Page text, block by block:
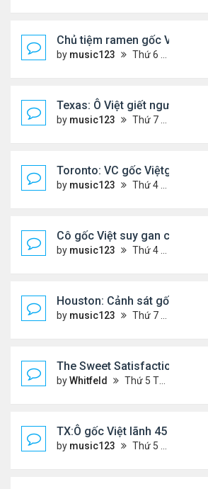
Chủ tiệm ramen gốc Việt ở
by music123 Thứ 6 Tháng 5 22, 2026 7:26 pm
Texas: Ô Việt giết người 30
by music123 Thứ 7 Tháng 5 16, 2026 7:39 am
Toronto: VC gốc Việtgiết
by music123 Thứ 4 Tháng 5 13, 2026 6:56 pm
Cô gốc Việt suy gan cấp,
by music123 Thứ 4 Tháng 5 13, 2026 5:14 pm
Houston: Cảnh sát gốc Việt
by music123 Thứ 7 Tháng 5 02, 2026 7:45 am
The Sweet Satisfaction of
byWhitfeld Thứ 5 Tháng 4 30, 2026 10:35 pm
TX:Ô gốc Việt lãnh 45 năm
by music123 Thứ 5 Tháng 4 30, 2026 6:28 pm